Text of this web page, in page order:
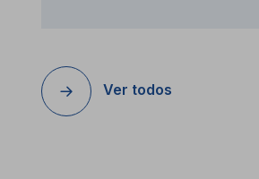
Ver todos